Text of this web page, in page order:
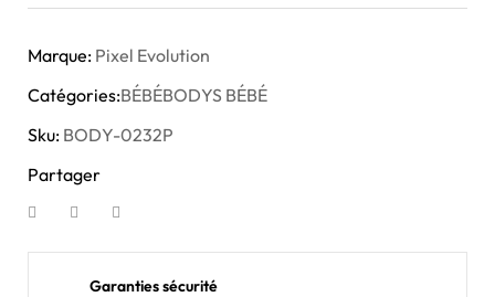
Marque: Pixel Evolution
Catégories:BÉBÉBODYS BÉBÉ
Sku: BODY-0232P
Partager
Garanties sécurité